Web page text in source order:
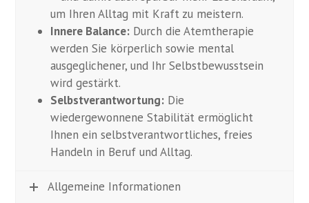
um Ihren Alltag mit Kraft zu meistern.
Innere Balance: Durch die Atemtherapie
werden Sie körperlich sowie mental
ausgeglichener, und Ihr Selbstbewusstsein
wird gestärkt.
Selbstverantwortung: Die
wiedergewonnene Stabilität ermöglicht
Ihnen ein selbstverantwortliches, freies
Handeln in Beruf und Alltag.
Allgemeine Informationen